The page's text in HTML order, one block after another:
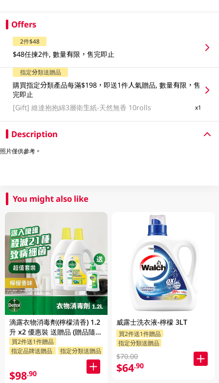
Offers
2件$48
$48任揀2件, 數量有限，售完即止
指定分類送贈品
購買指定分類產品每滿$198，即送1件人氣贈品, 數量有限，售
完即止
[Gift]維達抱抱綿3層衛生紙-天然無香 10rolls x1
Description
照片僅供參考。
You might also like
滴露衣物消毒劑(檸檬清香) 1.2
升 x2 優惠裝 送贈品 (贈品隨機
發送)
買2件送1件贈品
指定品牌送贈品
指定分類送贈品
$98.90
威露士洗衣液-檸檬 3LT
買2件送1件贈品
指定分類送贈品
$70.00
$64.90